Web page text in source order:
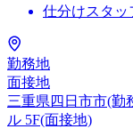
仕分けスタッ
勤務地
面接地
三重県四日市市(勤
ル 5F(面接地)